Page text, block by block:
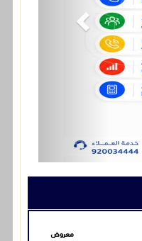
معروض